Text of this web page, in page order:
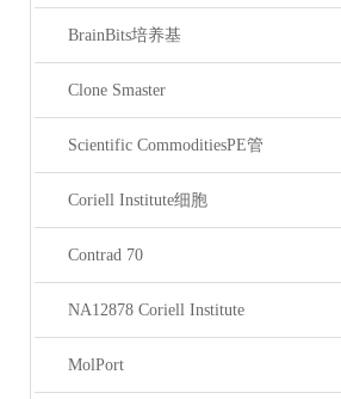
BrainBits培养基
Clone Smaster
Scientific CommoditiesPE管
Coriell Institute细胞
Contrad 70
NA12878 Coriell Institute
MolPort